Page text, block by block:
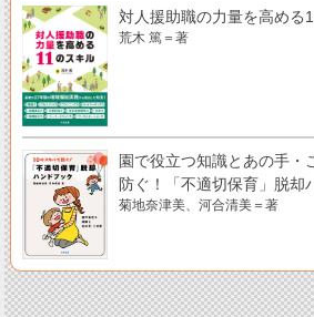
対人援助職の力量を高める
荒木 篤＝著
園で役立つ知識とあの手
防ぐ！「不適切保育」脱却
菊地奈津美、河合清美＝著